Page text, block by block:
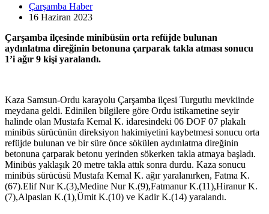
Çarşamba Haber
16 Haziran 2023
Çarşamba ilçesinde minibüsün orta refüjde bulunan
aydınlatma direğinin betonuna çarparak takla atması sonucu
1’i ağır 9 kişi yaralandı.
Kaza Samsun-Ordu karayolu Çarşamba ilçesi Turgutlu mevkiinde
meydana geldi. Edinilen bilgilere göre Ordu istikametine seyir
halinde olan Mustafa Kemal K. idaresindeki 06 DOF 07 plakalı
minibüs sürücünün direksiyon hakimiyetini kaybetmesi sonucu orta
refüjde bulunan ve bir süre önce sökülen aydınlatma direğinin
betonuna çarparak betonu yerinden sökerken takla atmaya başladı.
Minibüs yaklaşık 20 metre takla attık sonra durdu. Kaza sonucu
minibüs sürücüsü Mustafa Kemal K. ağır yaralanırken, Fatma K.
(67).Elif Nur K.(3),Medine Nur K.(9),Fatmanur K.(11),Hiranur K.
(7),Alpaslan K.(1),Ümit K.(10) ve Kadir K.(14) yaralandı.